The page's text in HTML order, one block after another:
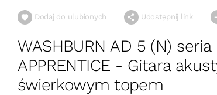
Dodaj do ulubionych Udostępnij link
WASHBURN AD 5 (N) seria
APPRENTICE - Gitara
świerkowym topem